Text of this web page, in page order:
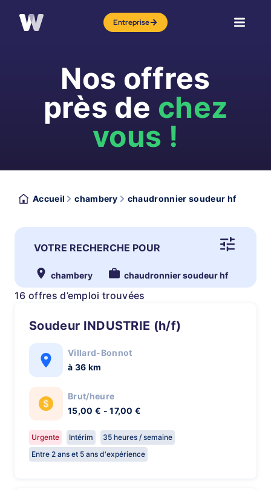
Entreprise
Nos offres
près de chez
vous !
Accueil chambery chaudronnier soudeur hf
VOTRE RECHERCHE POUR
chambery chaudronnier soudeur hf
16 offres d’emploi trouvées
Soudeur INDUSTRIE (h/f)
Villard-Bonnot
à 36 km
Brut/heure
15,00 € - 17,00 €
Urgente Intérim
35 heures / semaine
Entre 2 ans et 5 ans d'expérience